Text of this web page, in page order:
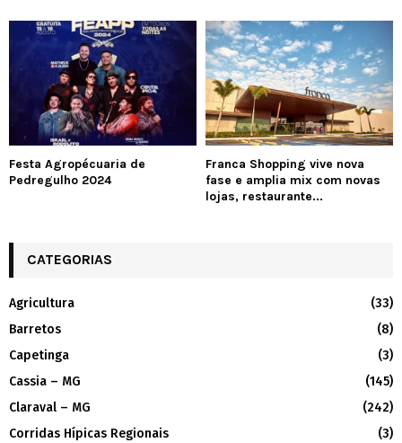
Festa Agropécuaria de
Pedregulho 2024
Franca Shopping vive nova
fase e amplia mix com novas
lojas, restaurante...
CATEGORIAS
Agricultura
(33)
Barretos
(8)
Capetinga
(3)
Cassia – MG
(145)
Claraval – MG
(242)
Corridas Hípicas Regionais
(3)